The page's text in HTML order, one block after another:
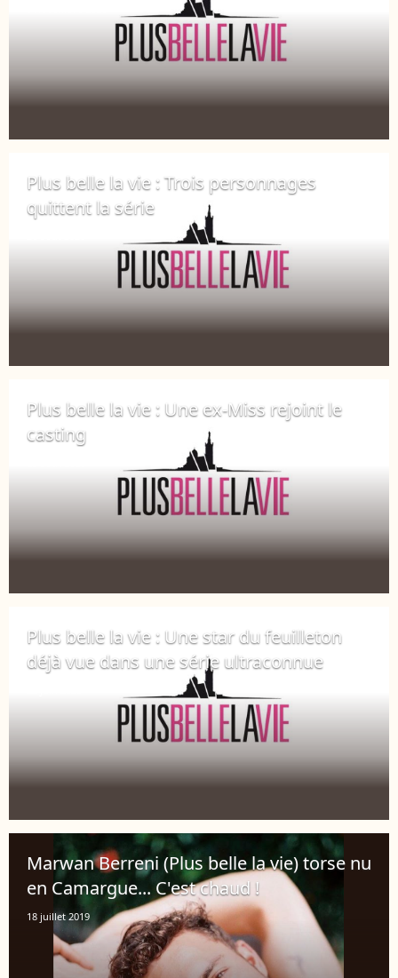
Plus belle la vie : Trois personnages
quittent la série
Plus belle la vie : Une ex-Miss rejoint le
casting
Plus belle la vie : Une star du feuilleton
déjà vue dans une série ultraconnue
Marwan Berreni (Plus belle la vie) torse nu
en Camargue... C'est chaud !
18 juillet 2019